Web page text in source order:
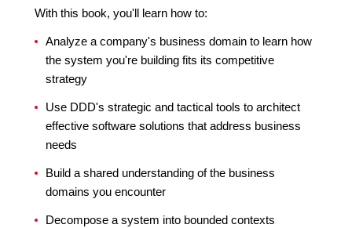
With this book, you'll learn how to:
Analyze a company's business domain to learn how
the system you're building fits its competitive
strategy
Use DDD's strategic and tactical tools to architect
effective software solutions that address business
needs
Build a shared understanding of the business
domains you encounter
Decompose a system into bounded contexts